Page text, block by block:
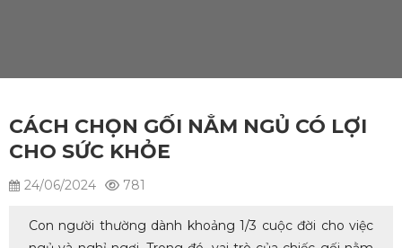
CÁCH CHỌN GỐI NẰM NGỦ CÓ LỢI
CHO SỨC KHỎE
24/06/2024 781
Con người thường dành khoảng 1/3 cuộc đời cho việc